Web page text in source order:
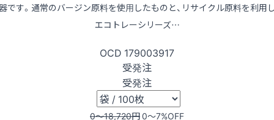
です。通常のバージン原料を使用したものと、リサイクル原料を利用
エコトレーシリーズ…
OCD 179003917
受発注
受発注
0〜18,720円0〜7%OFF